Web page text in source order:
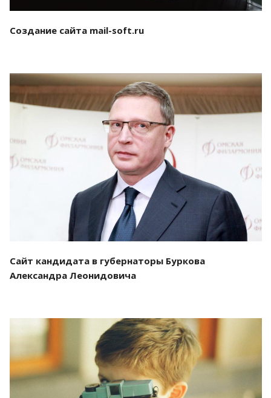
Создание сайта mail-soft.ru
Смотреть проект
Сайт кандидата в губернаторы Буркова
Александра Леонидовича